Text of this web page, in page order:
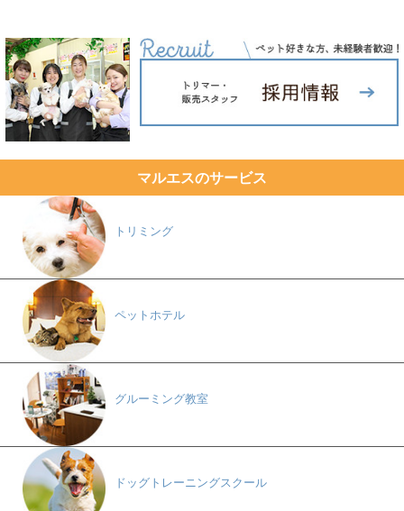
マルエスのサービス
トリミング
ペットホテル
グルーミング教室
ドッグトレーニングスクール